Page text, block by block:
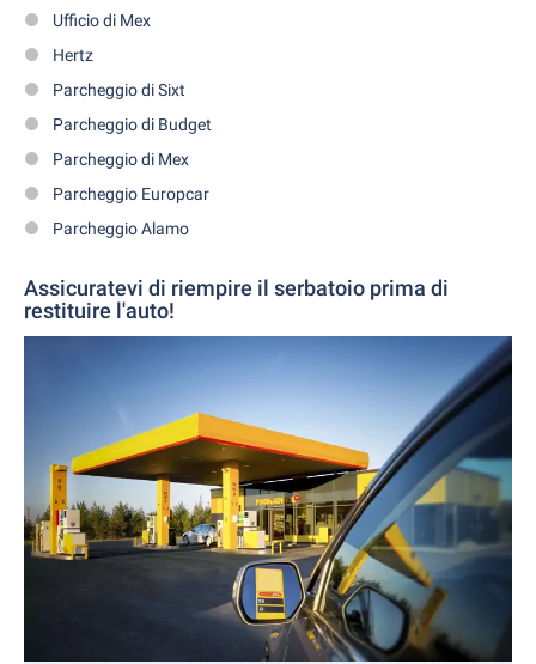
Ufficio di Mex
Hertz
Parcheggio di Sixt
Parcheggio di Budget
Parcheggio di Mex
Parcheggio Europcar
Parcheggio Alamo
Assicuratevi di riempire il serbatoio prima di
restituire l'auto!